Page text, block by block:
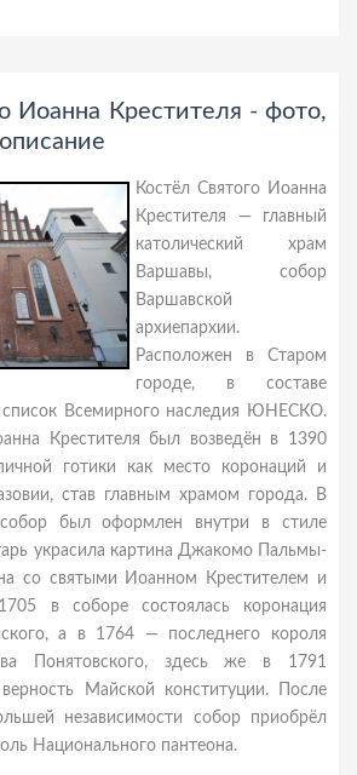
Иоанна Крестителя - фото,
Костёл Святого Иоанна
Крестителя — главный
католический храм
Варшавы, собор
Варшавской
архиепархии.
Расположен в Старом
городе, в составе
список Всемирного наследия ЮНЕСКО.
Крестителя был возведён в 1390
готики как место коронаций и
став главным храмом города. В
был оформлен внутри в стиле
украсила картина Джакомо Пальмы-
со святыми Иоанном Крестителем и
в соборе состоялась коронация
а в 1764 — последнего короля
Понятовского, здесь же в 1791
Майской конституции. После
независимости собор приобрёл
Национального пантеона.